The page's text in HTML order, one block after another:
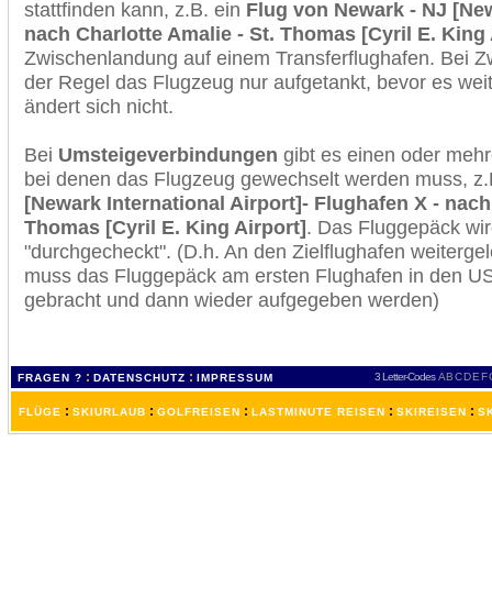
stattfinden kann, z.B. ein Flug von Newark - NJ
nach Charlotte Amalie - St. Thomas [Cyril E.
Zwischenlandung auf einem Transferflughafen. Bei
der Regel das Flugzeug nur aufgetankt, bevor es
ändert sich nicht.
Bei Umsteigeverbindungen gibt es einen oder
bei denen das Flugzeug gewechselt werden muss,
[Newark International Airport]- Flughafen X -
Thomas [Cyril E. King Airport]. Das Fluggepäck
"durchgecheckt". (D.h. An den Zielflughafen
muss das Fluggepäck am ersten Flughafen in den
gebracht und dann wieder aufgegeben werden)
FRAGEN ? : DATENSCHUTZ : IMPRESSUM 3 Letter-Codes ABCDEF
FLÜGE : SKIURLAUB : GOLFREISEN : LASTMINUTE REISEN : SKIREISEN :